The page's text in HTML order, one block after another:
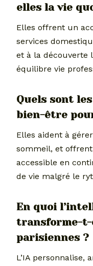
elles la vie
Elles offrent un
services
et à la découverte
équilibre vie
Quels sont
bien-être
Elles aident à
sommeil, et
accessible en
de vie malgré le
En quoi
transforme-t-
parisiennes ?
L’IA personnalise,